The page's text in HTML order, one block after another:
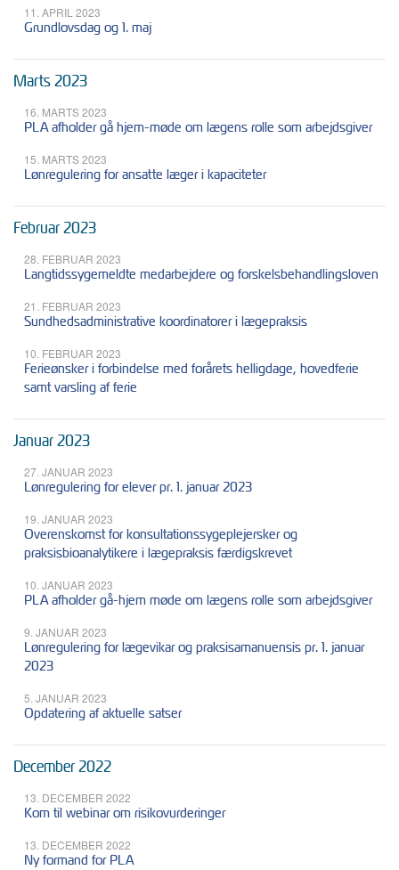
11. APRIL 2023
Grundlovsdag og 1. maj
Marts 2023
16. MARTS 2023
PLA afholder gå hjem-møde om lægens rolle som arbejdsgiver
15. MARTS 2023
Lønregulering for ansatte læger i kapaciteter
Februar 2023
28. FEBRUAR 2023
Langtidssygemeldte medarbejdere og forskelsbehandlingsloven
21. FEBRUAR 2023
Sundhedsadministrative koordinatorer i lægepraksis
10. FEBRUAR 2023
Ferieønsker i forbindelse med forårets helligdage, hovedferie
samt varsling af ferie
Januar 2023
27. JANUAR 2023
Lønregulering for elever pr. 1. januar 2023
19. JANUAR 2023
Overenskomst for konsultationssygeplejersker og
praksisbioanalytikere i lægepraksis færdigskrevet
10. JANUAR 2023
PLA afholder gå-hjem møde om lægens rolle som arbejdsgiver
9. JANUAR 2023
Lønregulering for lægevikar og praksisamanuensis pr. 1. januar
2023
5. JANUAR 2023
Opdatering af aktuelle satser
December 2022
13. DECEMBER 2022
Kom til webinar om risikovurderinger
13. DECEMBER 2022
Ny formand for PLA